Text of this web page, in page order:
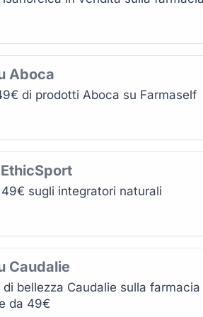
Aboca
di prodotti Aboca su Farmaself
sugli integratori naturali
Caudalie
bellezza Caudalie sulla farmacia
da 49€